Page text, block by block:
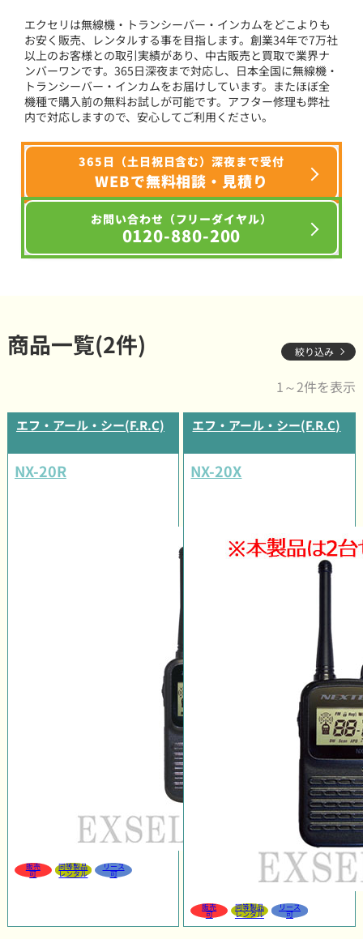
エクセリは無線機・トランシーバー・インカムをどこよりも
お安く販売、レンタルする事を目指します。創業34年で7万社
以上のお客様との取引実績があり、中古販売と買取で業界ナ
ンバーワンです。365日深夜まで対応し、日本全国に無線機・
トランシーバー・インカムをお届けしています。またほぼ全
機種で購入前の無料お試しが可能です。アフター修理も弊社
内で対応しますので、安心してご利用ください。
365日（土日祝日含む）深夜まで受付
WEBで無料相談・見積り
お問い合わせ（フリーダイヤル）
0120-880-200
商品一覧(2件) 絞り込み
1～2件を表示
エフ・アール・シー(F.R.C)
NX-20R
販売
可
同等製品
レンタル
リース
可
エフ・アール・シー(F.R.C)
NX-20X
販売
可
同等製品
レンタル
リース
可